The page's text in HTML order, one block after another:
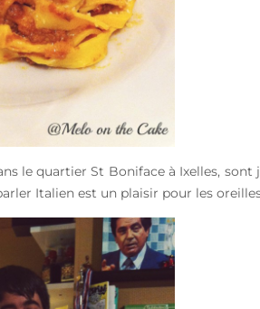
le quartier St Boniface à Ixelles, sont
Italien est un plaisir pour les